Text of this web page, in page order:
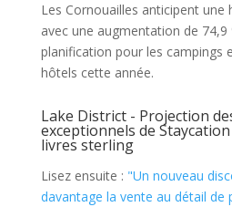
Les Cornouailles anticipent une
avec une augmentation de
planification pour les campings
hôtels cette année.
Lake District - Projection
exceptionnels de
livres sterling
Lisez ensuite : "Un nouveau
davantage la vente au détail de